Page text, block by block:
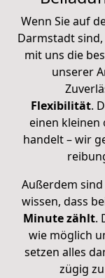
Wenn Sie auf
Darmstadt sind,
mit uns die
unserer
Flexibilität.
einen
handelt – wir
Außerdem
wissen, dass
Minute zählt.
wie möglich
setzen alles
zügig